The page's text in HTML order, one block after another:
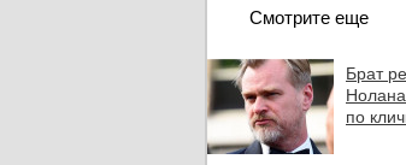
Смотрите еще
Брат
по